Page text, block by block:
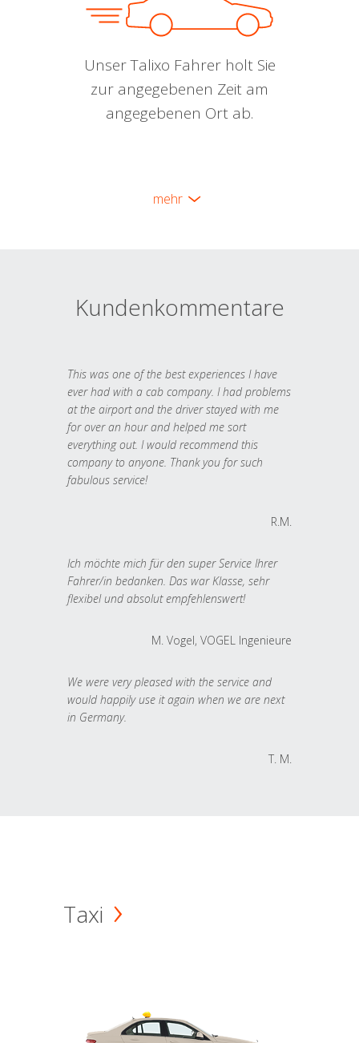
Unser Talixo Fahrer holt Sie
zur angegebenen Zeit am
angegebenen Ort ab.
mehr
Kundenkommentare
This was one of the best experiences I have
ever had with a cab company. I had problems
at the airport and the driver stayed with me
for over an hour and helped me sort
everything out. I would recommend this
company to anyone. Thank you for such
fabulous service!
R.M.
Ich möchte mich für den super Service Ihrer
Fahrer/in bedanken. Das war Klasse, sehr
flexibel und absolut empfehlenswert!
M. Vogel, VOGEL Ingenieure
We were very pleased with the service and
would happily use it again when we are next
in Germany.
T. M.
Taxi